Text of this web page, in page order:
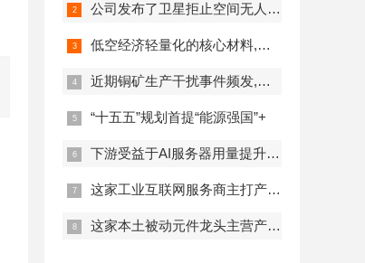
公司发布了卫星拒止空间无人机，为
低空经济轻量化的核心材料,碳纤维复
近期铜矿生产干扰事件频发,供需缺口
“十五五”规划首提“能源强国”+
下游受益于AI服务器用量提升+传统消
这家工业互联网服务商主打产品涵盖
这家本土被动元件龙头主营产品产销